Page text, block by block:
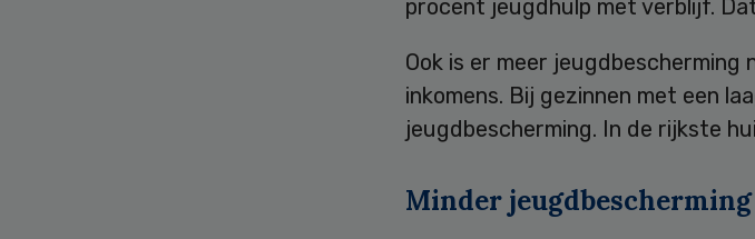
procent jeugdhulp met verblijf.
Ook is er meer jeugdbescherming
inkomens. Bij gezinnen met een
jeugdbescherming. In de rijkste
Minder jeugdbescherming